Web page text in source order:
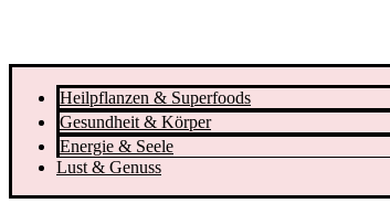
Heilpflanzen & Superfoods
Gesundheit & Körper
Energie & Seele
Lust & Genuss